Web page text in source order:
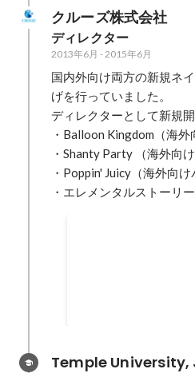
クルーズ株式会社
ディレクター
2013年6月 -2015年6月
国内外向け両方の新規ネ
げを行っていました。
ディレクターとして新規
・Balloon Kingdom（海外
・Shanty Party （海外向
・Poppin' Juicy（海外向け
・エレメンタルストーリ
Temple